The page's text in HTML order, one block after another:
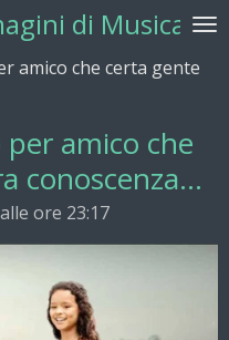
di Musica
amico che certa gente
amico che
conoscenza...
ore 23:17